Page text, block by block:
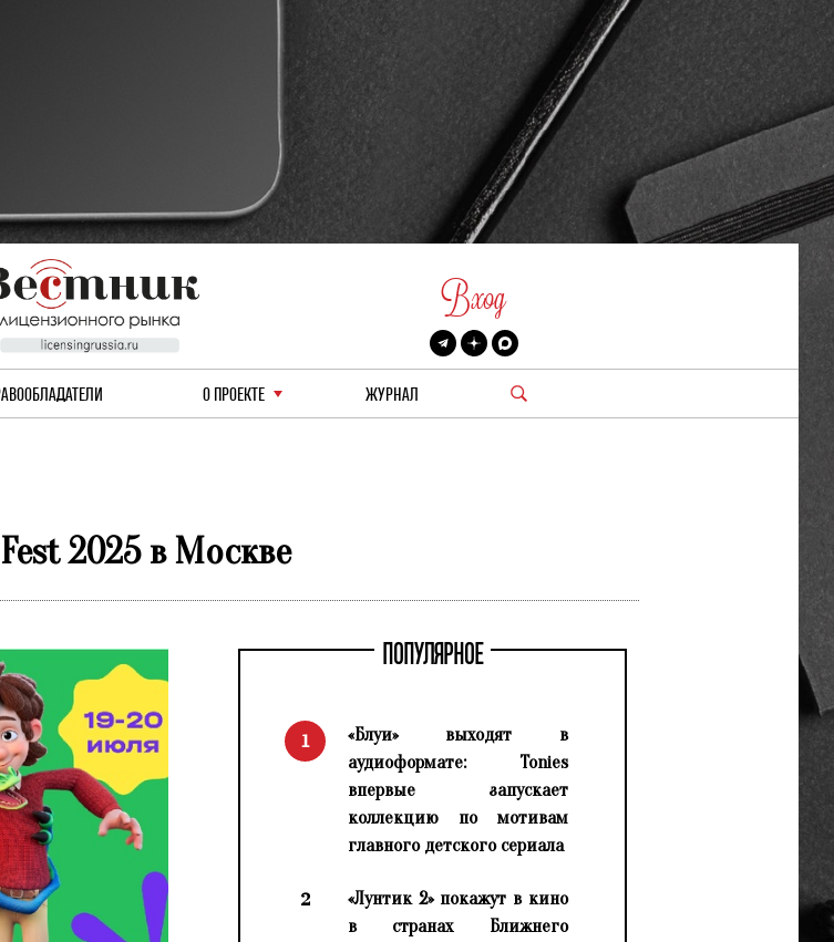
Вход
О ПРОЕКТЕ ЖУРНАЛ
2025 в Москве
ПОПУЛЯРНОЕ
1
«Блуи» выходят в
аудиоформате: Tonies
впервые запускает
коллекцию по мотивам
главного детского сериала
2
«Лунтик 2» покажут в кино
в странах Ближнего